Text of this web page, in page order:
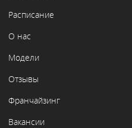
Расписание
О нас
Модели
Отзывы
Франчайзинг
Вакансии